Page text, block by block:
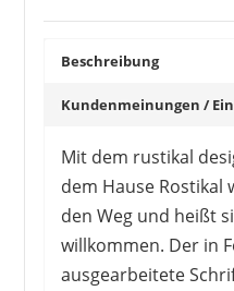
Beschreibung
Kundenmeinungen /
Mit dem rustikal
dem Hause Rostikal
den Weg und heißt
willkommen. Der in
ausgearbeitete